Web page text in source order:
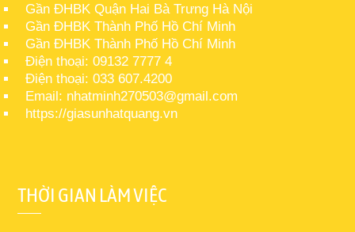
Gần ĐHBK Quận Hai Bà Trưng Hà Nội
Gần ĐHBK Thành Phố Hồ Chí Minh
Gần ĐHBK Thành Phố Hồ Chí Minh
Điện thoại: 09132 7777 4
Điện thoại: 033 607.4200
Email: nhatminh270503@gmail.com
https://giasunhatquang.vn
THỜI GIAN LÀM VIỆC